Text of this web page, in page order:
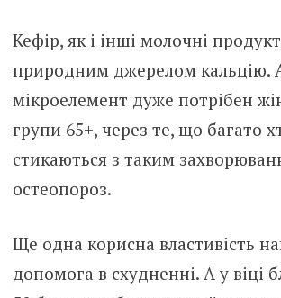
Кефір, як і інші молочні
природним джерелом кальцію.
мікроелемент дуже потрібен
групи 65+, через те, що багато
стикаються з таким
остеопороз.
Ще одна корисна властивість
допомога в схудненні. А у віці